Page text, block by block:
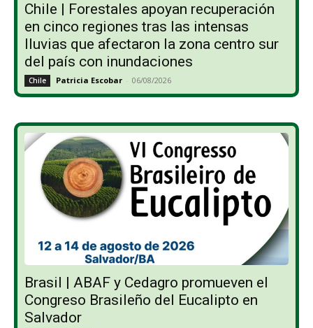
Chile | Forestales apoyan recuperación
en cinco regiones tras las intensas
lluvias que afectaron la zona centro sur
del país con inundaciones
Chile Patricia Escobar - 06/08/2026
Brasil | ABAF y Cedagro promueven el
Congreso Brasileño del Eucalipto en
Salvador